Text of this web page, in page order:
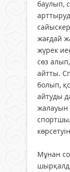
баулып,
жағдай
жүрек
сөз
айтты.
болып,
айтуды
жалауын
Мұнан